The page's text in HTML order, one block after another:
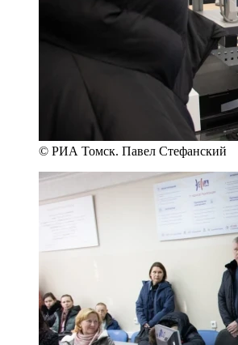
© РИА Томск. Павел Стефанский